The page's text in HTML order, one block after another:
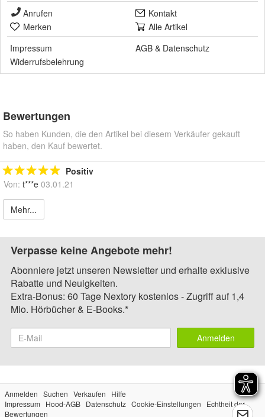
Anrufen
Kontakt
Merken
Alle Artikel
Impressum
AGB & Datenschutz
Widerrufsbelehrung
Bewertungen
So haben Kunden, die den Artikel bei diesem Verkäufer gekauft
haben, den Kauf bewertet.
Positiv
Von: t***e 03.01.21
Mehr...
Verpasse keine Angebote mehr!
Abonniere jetzt unseren Newsletter und erhalte exklusive
Rabatte und Neuigkeiten.
Extra-Bonus: 60 Tage Nextory kostenlos - Zugriff auf 1,4
Mio. Hörbücher & E-Books.*
Anmelden
Anmelden Suchen Verkaufen
Hilfe
Impressum
Hood-AGB Datenschutz Cookie-Einstellungen
Echtheit der
Bewertungen